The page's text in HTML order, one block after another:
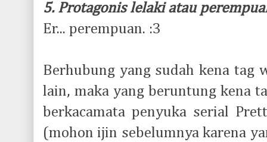
5. Protagonis lelaki atau
Er... perempuan. :3
Berhubung yang sudah kena tag
lain, maka yang beruntung kena
berkacamata penyuka serial
(mohon ijin sebelumnya karena